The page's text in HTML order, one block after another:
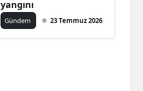
yangını
Gündem 23 Temmuz 2026